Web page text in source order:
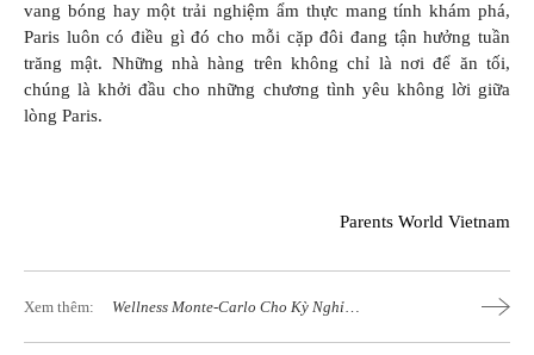
vang bóng hay một trải nghiệm ẩm thực mang tính khám phá,
Paris luôn có điều gì đó cho mỗi cặp đôi đang tận hưởng tuần
trăng mật. Những nhà hàng trên không chỉ là nơi để ăn tối,
chúng là khởi đầu cho những chương tình yêu không lời giữa
lòng Paris.
Parents World Vietnam
Xem thêm:
Wellness Monte-Carlo Cho Kỳ Nghỉ